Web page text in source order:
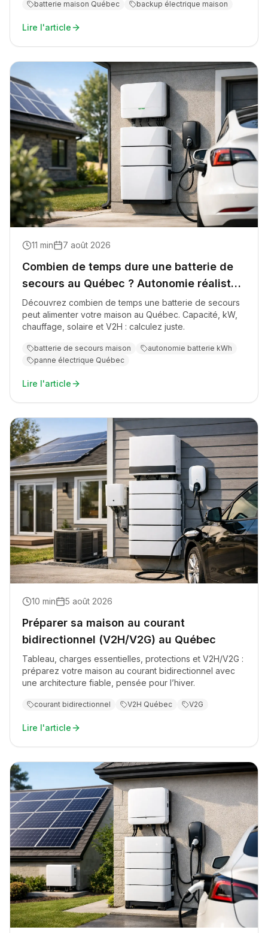
batterie maison Québec
backup électrique maison
Lire l'article
11 min 7 août 2026
Combien de temps dure une batterie de
secours au Québec ? Autonomie réaliste
en panne
Découvrez combien de temps une batterie de secours
peut alimenter votre maison au Québec. Capacité, kW,
chauffage, solaire et V2H : calculez juste.
batterie de secours maison
autonomie batterie kWh
panne électrique Québec
Lire l'article
10 min 5 août 2026
Préparer sa maison au courant
bidirectionnel (V2H/V2G) au Québec
Tableau, charges essentielles, protections et V2H/V2G :
préparez votre maison au courant bidirectionnel avec
une architecture fiable, pensée pour l’hiver.
courant bidirectionnel V2H Québec V2G
Lire l'article